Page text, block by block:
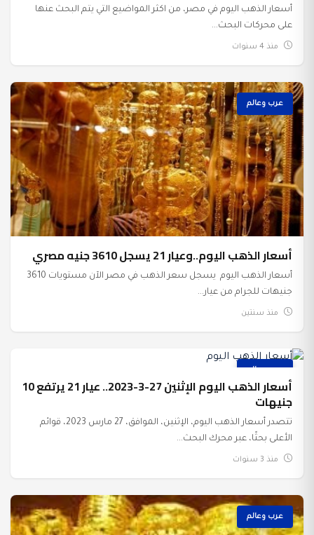
أسعار الذهب اليوم في مصر، من اكثر المواضيع التي يتم البحث عنها
على محركات البحث...
منذ 4 سنوات
عرب وعالم
أسعار الذهب اليوم..وعيار 21 يسجل 3610 جنيه مصري
أسعار الذهب اليوم يسجل سعر الذهب في مصر الآن مستويات 3610
جنيهات للجرام من عيار...
منذ سنتين
عرب وعالم
أسعار الذهب اليوم الإثنين 27-3-2023.. عيار 21 يرتفع 10
جنيهات
تتصدر أسعار الذهب اليوم، الإثنين، الموافق، 27 مارس 2023، قوائم
الأعلى بحثًا، عبر محرك البحث...
منذ 3 سنوات
عرب وعالم